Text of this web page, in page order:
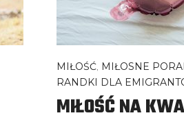
MIŁOŚĆ, MIŁOSNE
RANDKI DLA
MIŁOŚĆ NA